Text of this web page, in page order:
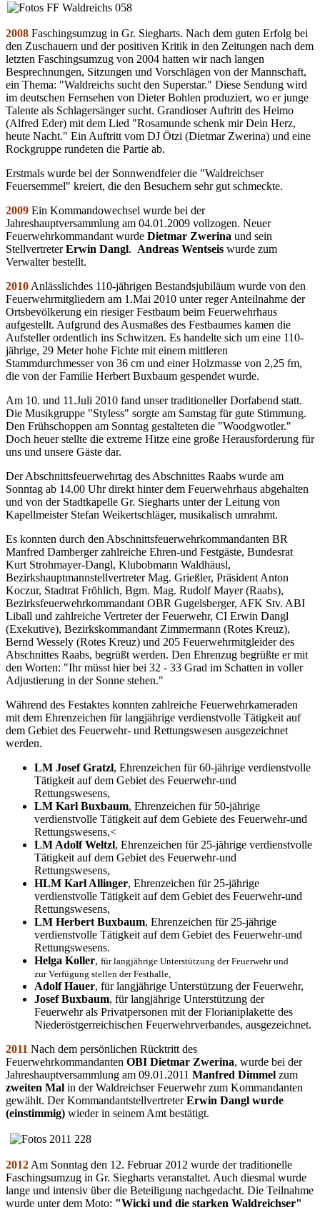
2008 Faschingsumzug in Gr. Siegharts. Nach dem guten Erfolg bei
den Zuschauern und der positiven Kritik in den Zeitungen nach dem
letzten Faschingsumzug von 2004 hatten wir nach langen
Besprechnungen, Sitzungen und Vorschlägen von der Mannschaft,
ein Thema: "Waldreichs sucht den Superstar." Diese Sendung wird
im deutschen Fernsehen von Dieter Bohlen produziert, wo er junge
Talente als Schlagersänger sucht. Grandioser Auftritt des Heimo
(Alfred Eder) mit dem Lied "Rosamunde schenk mir Dein Herz,
heute Nacht." Ein Auftritt vom DJ Ötzi (Dietmar Zwerina) und eine
Rockgruppe rundeten die Partie ab.
Erstmals wurde bei der Sonnwendfeier die "Waldreichser
Feuersemmel" kreiert, die den Besuchern sehr gut schmeckte.
2009 Ein Kommandowechsel wurde bei der
Jahreshauptversammlung am 04.01.2009 vollzogen. Neuer
Feuerwehrkommandant wurde Dietmar Zwerina und sein
StellvertreterErwin Dangl. Andreas Wentseis wurde zum
Verwalter bestellt.
2010 Anlässlichdes 110-jährigen Bestandsjubiläum wurde von den
Feuerwehrmitgliedern am 1.Mai 2010 unter reger Anteilnahme der
Ortsbevölkerung ein riesiger Festbaum beim Feuerwehrhaus
aufgestellt. Aufgrund des Ausmaßes des Festbaumes kamen die
Aufsteller ordentlich ins Schwitzen. Es handelte sich um eine 110-
jährige, 29 Meter hohe Fichte mit einem mittleren
Stammdurchmesser von 36 cm und einer Holzmasse von 2,25 fm,
die von der Familie Herbert Buxbaum gespendet wurde.
Am 10. und 11.Juli 2010 fand unser traditioneller Dorfabend statt.
Die Musikgruppe "Styless" sorgte am Samstag für gute Stimmung.
Den Frühschoppen am Sonntag gestalteten die "Woodgwotler."
Doch heuer stellte die extreme Hitze eine große Herausforderung für
uns und unsere Gäste dar.
Der Abschnittsfeuerwehrtag des Abschnittes Raabs wurde am
Sonntag ab 14.00 Uhr direkt hinter dem Feuerwehrhaus abgehalten
und von der Stadtkapelle Gr. Siegharts unter der Leitung von
Kapellmeister Stefan Weikertschläger, musikalisch umrahmt.
Es konnten durch den Abschnittsfeuerwehrkommandanten BR
Manfred Damberger zahlreiche Ehren-und Festgäste, Bundesrat
Kurt Strohmayer-Dangl, Klubobmann Waldhäusl,
Bezirkshauptmannstellvertreter Mag. Grießler, Präsident Anton
Koczur, Stadtrat Fröhlich, Bgm. Mag. Rudolf Mayer (Raabs),
Bezirksfeuerwehrkommandant OBR Gugelsberger, AFK Stv. ABI
Liball und zahlreiche Vertreter der Feuerwehr, CI Erwin Dangl
(Exekutive), Bezirkskommandant Zimmermann (Rotes Kreuz),
Bernd Wessely (Rotes Kreuz) und 205 Feuerwehrmitgleider des
Abschnittes Raabs, begrüßt werden. Den Ehrenzug begrüßte er mit
den Worten: "Ihr müsst hier bei 32 - 33 Grad im Schatten in voller
Adjustierung in der Sonne stehen."
Während des Festaktes konnten zahlreiche Feuerwehrkameraden
mit dem Ehrenzeichen für langjährige verdienstvolle Tätigkeit auf
dem Gebiet des Feuerwehr- und Rettungswesen ausgezeichnet
werden.
LM Josef Gratzl, Ehrenzeichen für 60-jährige verdienstvolle
Tätigkeit auf dem Gebiet des Feuerwehr-und
Rettungswesens,
LM Karl Buxbaum, Ehrenzeichen für 50-jährige
verdienstvolle Tätigkeit auf dem Gebiete des Feuerwehr-und
Rettungswesens,<
LM Adolf Weltzl, Ehrenzeichen für 25-jährige verdienstvolle
Tätigkeit auf dem Gebiet des Feuerwehr-und
Rettungswesens,
HLM Karl Allinger, Ehrenzeichen für 25-jährige
verdienstvolle Tätigkeit auf dem Gebiet des Feuerwehr-und
Rettungswesens,
LM Herbert Buxbaum, Ehrenzeichen für 25-jährige
verdienstvolle Tätigkeit auf dem Gebiet des Feuerwehr-und
Rettungswesens.
Helga Koller, für langjährige Unterstützung der Feuerwehr und
zur Verfügung stellen der Festhalle,
Adolf Hauer, für langjährige Unterstützung der Feuerwehr,
Josef Buxbaum, für langjährige Unterstützung der
Feuerwehr als Privatpersonen mit der Florianiplakette des
Niederöstgerreichischen Feuerwehrverbandes, ausgezeichnet.
2011 Nach dem persönlichen Rücktritt des
Feuerwehrkommandanten OBI Dietmar Zwerina, wurde bei der
Jahreshauptversammlung am 09.01.2011 Manfred Dimmel zum
zweiten Mal in der Waldreichser Feuerwehr zum Kommandanten
gewählt. Der KommandantstellvertreterErwin Dangl wurde
(einstimmig) wieder in seinem Amt bestätigt.
2012 Am Sonntag den 12. Februar 2012 wurde der traditionelle
Faschingsumzug in Gr. Siegharts veranstaltet. Auch diesmal wurde
lange und intensiv über die Beteiligung nachgedacht. Die Teilnahme
wurde unter dem Moto: "Wicki und die starken Waldreichser"